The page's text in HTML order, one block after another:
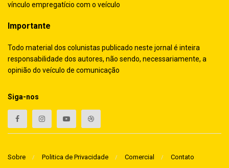
vínculo empregatício com o veículo
Importante
Todo material dos colunistas publicado neste jornal é inteira
responsabilidade dos autores, não sendo, necessariamente, a
opinião do veículo de comunicação
Siga-nos
Sobre Politica de Privacidade Comercial Contato